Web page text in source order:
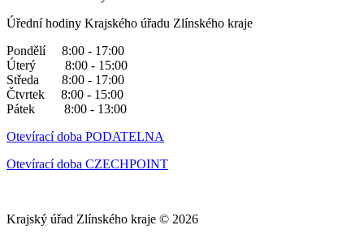
Úřední hodiny Krajského úřadu Zlínského kraje
Pondělí 8:00 - 17:00
Úterý 8:00 - 15:00
Středa 8:00 - 17:00
Čtvrtek 8:00 - 15:00
Pátek 8:00 - 13:00
Otevírací doba PODATELNA
Otevírací doba CZECHPOINT
Krajský úřad Zlínského kraje © 2026